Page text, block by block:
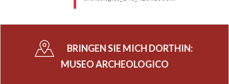
BRINGEN SIE MICH DORTHIN:
MUSEO ARCHEOLOGICO